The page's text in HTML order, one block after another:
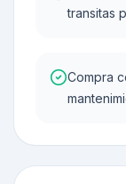
transitas
Compra